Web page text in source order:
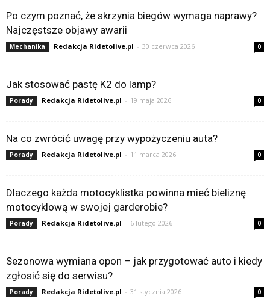
Po czym poznać, że skrzynia biegów wymaga naprawy?
Najczęstsze objawy awarii
Mechanika Redakcja Ridetolive.pl - 30 czerwca 2026 0
Jak stosować pastę K2 do lamp?
Porady Redakcja Ridetolive.pl - 19 maja 2026 0
Na co zwrócić uwagę przy wypożyczeniu auta?
Porady Redakcja Ridetolive.pl - 11 marca 2026 0
Dlaczego każda motocyklistka powinna mieć bieliznę
motocyklową w swojej garderobie?
Porady Redakcja Ridetolive.pl - 6 lutego 2026 0
Sezonowa wymiana opon – jak przygotować auto i kiedy
zgłosić się do serwisu?
Porady Redakcja Ridetolive.pl - 31 stycznia 2026 0